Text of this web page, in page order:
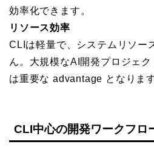
効率化できます。
リソース効率
CLIは軽量で、システムリソー
ん。大規模なAI開発プロジェ
は重要な advantage となります
CLI中心の開発ワークフロ